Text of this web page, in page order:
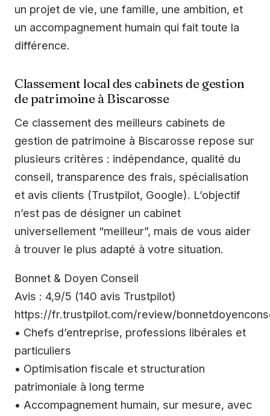
un projet de vie, une famille, une ambition, et
un accompagnement humain qui fait toute la
différence.
Classement local des cabinets de gestion
de patrimoine à Biscarosse
Ce classement des meilleurs cabinets de
gestion de patrimoine à Biscarosse repose sur
plusieurs critères : indépendance, qualité du
conseil, transparence des frais, spécialisation
et avis clients (Trustpilot, Google). L’objectif
n’est pas de désigner un cabinet
universellement “meilleur”, mais de vous aider
à trouver le plus adapté à votre situation.
Bonnet & Doyen Conseil
Avis : 4,9/5 (140 avis Trustpilot)
https://fr.trustpilot.com/review/
• Chefs d’entreprise, professions libérales et
particuliers
• Optimisation fiscale et structuration
patrimoniale à long terme
• Accompagnement humain, sur mesure, avec